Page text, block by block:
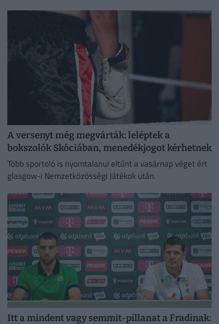
A versenyt még megvárták: leléptek a
bokszolók Skóciában, menedékjogot kérhetnek
Több sportoló is nyomtalanul eltűnt a vasárnap véget ért
glasgow-i Nemzetközösségi Játékok után.
Itt a mindent vagy semmit-pillanat a Fradinak: